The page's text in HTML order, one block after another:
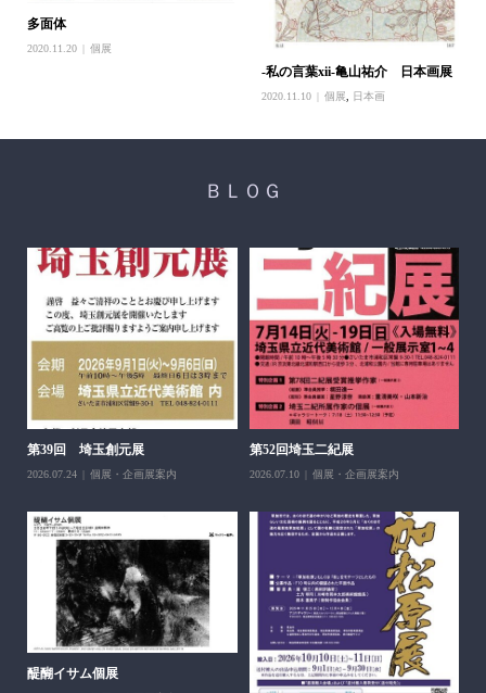
多面体
2020.11.20 個展
-私の言葉xii-亀山祐介 日本画展
2020.11.10 個展 日本画
ＢＬＯＧ
第39回 埼玉創元展
2026.07.24 個展・企画展案内
第52回埼玉二紀展
2026.07.10 個展・企画展案内
醍醐イサム個展